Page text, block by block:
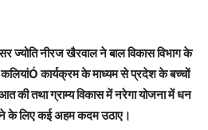
नीरज खैरवाल ने बाल विकास विभाग के
कार्यक्रम के माध्यम से प्रदेश के बच्चों
की तथा ग्राम्य विकास में नरेगा योजना में धन
के लिए कई अहम कदम उठाए।